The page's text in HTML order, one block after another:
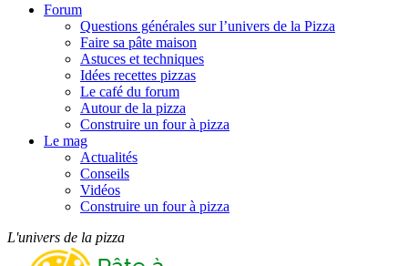
Forum
Questions générales sur l’univers de la Pizza
Faire sa pâte maison
Astuces et techniques
Idées recettes pizzas
Le café du forum
Autour de la pizza
Construire un four à pizza
Le mag
Actualités
Conseils
Vidéos
Construire un four à pizza
L'univers de la pizza